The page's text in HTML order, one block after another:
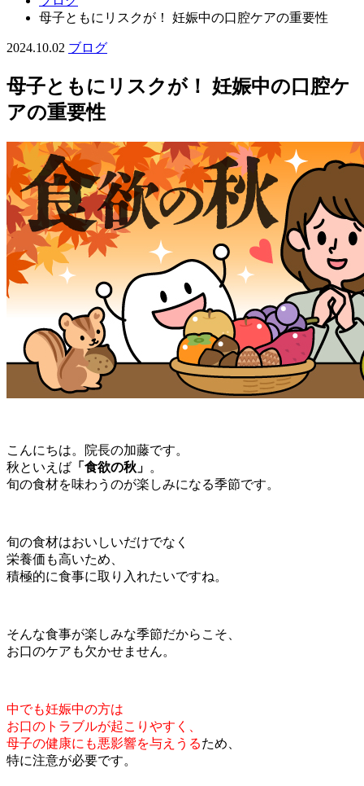
母子ともにリスクが！ 妊娠中の口腔ケアの重要性
2024.10.02 ブログ
母子ともにリスクが！ 妊娠中の口腔ケ
アの重要性
こんにちは。院長の加藤です。
秋といえば 「食欲の秋」 。
旬の食材を味わうのが楽しみになる季節です。
旬の食材はおいしいだけでなく
栄養価も高いため、
積極的に食事に取り入れたいですね。
そんな食事が楽しみな季節だからこそ、
お口のケアも欠かせません。
中でも妊娠中の方は
お口のトラブルが起こりやすく、
母子の健康にも悪影響を与えうるため、
特に注意が必要です。